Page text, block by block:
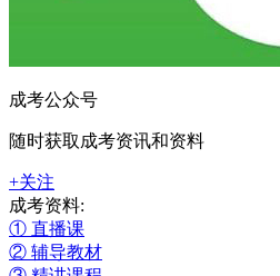
成考公众号
随时获取成考资讯和资料
+关注
成考资料:
① 直播课
② 辅导教材